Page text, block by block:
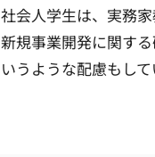
社会人学生は、実務
新規事業開発に関す
いうような配慮もして